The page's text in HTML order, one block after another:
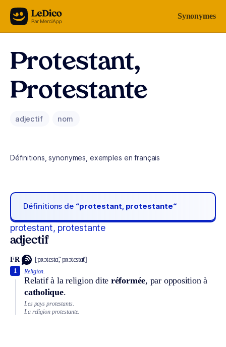
Aller au contenu Synonymes
Protestant,
Protestante
adjectif nom
Définitions, synonymes, exemples en français
Définitions de “protestant, protestante“
protestant, protestante
adjectif
FR [pʀɔtɛstɑ̃, pʀɔtɛstɑ̃t]
Religion.
Relatif à la religion dite réformée, par opposition à
catholique.
1
Les pays protestants.
La religion protestante.